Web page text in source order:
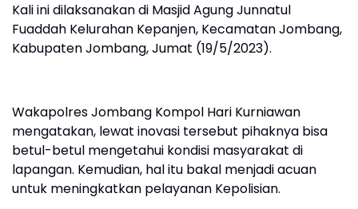
Kali ini dilaksanakan di Masjid Agung Junnatul
Fuaddah Kelurahan Kepanjen, Kecamatan Jombang,
Kabupaten Jombang, Jumat (19/5/2023).
Wakapolres Jombang Kompol Hari Kurniawan
mengatakan, lewat inovasi tersebut pihaknya bisa
betul-betul mengetahui kondisi masyarakat di
lapangan. Kemudian, hal itu bakal menjadi acuan
untuk meningkatkan pelayanan Kepolisian.